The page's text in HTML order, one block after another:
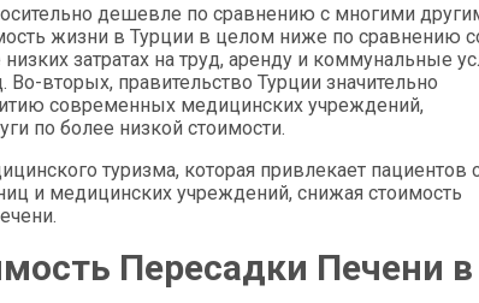
дешевле по сравнению с многими
жизни в Турции в целом ниже по сравнению
затратах на труд, аренду и коммунальные
вторых, правительство Турции значительно
современных медицинских учреждений,
по более низкой стоимости.
туризма, которая привлекает пациентов
и медицинских учреждений, снижая стоимость
Пересадки Печени в